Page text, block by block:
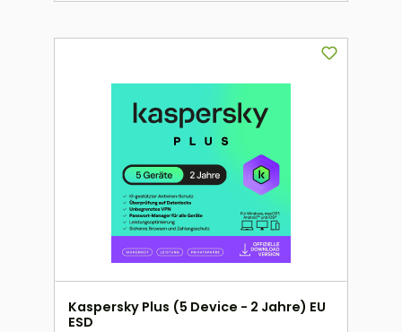
Kaspersky Plus (5 Device - 2 Jahre) EU
ESD